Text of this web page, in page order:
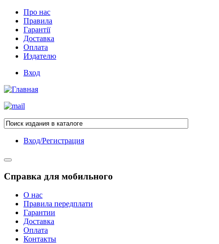
Про нас
Правила
Гарантії
Доставка
Оплата
Издателю
Вход
Вход/Регистрация
Справка для мобильного
О нас
Правила передплати
Гарантии
Доставка
Оплата
Контакты